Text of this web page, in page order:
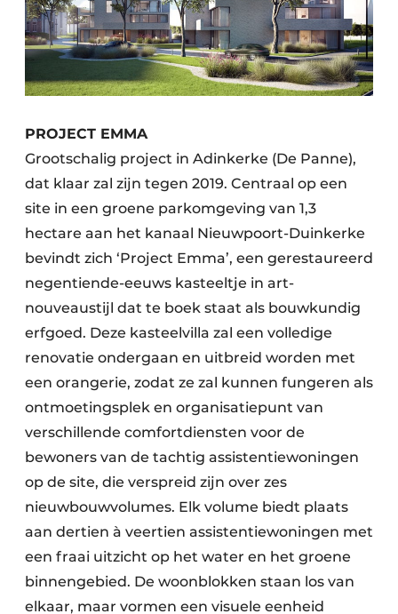
PROJECT EMMA
Grootschalig project in Adinkerke (De Panne),
dat klaar zal zijn tegen 2019. Centraal op een
site in een groene parkomgeving van 1,3
hectare aan het kanaal Nieuwpoort-Duinkerke
bevindt zich ‘Project Emma’, een gerestaureerd
negentiende-eeuws kasteeltje in art-
nouveaustijl dat te boek staat als bouwkundig
erfgoed. Deze kasteelvilla zal een volledige
renovatie ondergaan en uitbreid worden met
een orangerie, zodat ze zal kunnen fungeren als
ontmoetingsplek en organisatiepunt van
verschillende comfortdiensten voor de
bewoners van de tachtig assistentiewoningen
op de site, die verspreid zijn over zes
nieuwbouwvolumes. Elk volume biedt plaats
aan dertien à veertien assistentiewoningen met
een fraai uitzicht op het water en het groene
binnengebied. De woonblokken staan los van
elkaar, maar vormen een visuele eenheid